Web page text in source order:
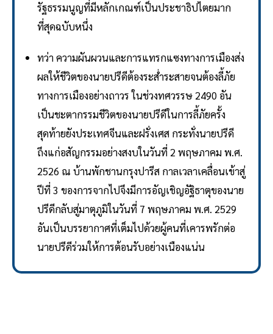
รัฐธรรมนูญที่มีหลักเกณฑ์เป็นประชาธิปไตยมาก
ที่สุดฉบับหนึ่ง
ทว่า ความผันผวนและการแทรกแซงทางการเมืองส่ง
ผลให้ชีวิตของนายปรีดีต้องระส่ำระสายจนต้องลี้ภัย
ทางการเมืองอย่างถาวร ในช่วงทศวรรษ 2490 อัน
เป็นชะตากรรมชีวิตของนายปรีดีในการลี้ภัยครั้ง
สุดท้ายยังประเทศจีนและฝรั่งเศส กระทั่งนายปรีดี
ถึงแก่อสัญกรรมอย่างสงบในวันที่ 2 พฤษภาคม พ.ศ.
2526 ณ บ้านพักชานกรุงปารีส กาลเวลาเคลื่อนเข้าสู่
ปีที่ 3 ของการจากไปจึงมีการอัญเชิญอัฐิธาตุของนาย
ปรีดีกลับสู่มาตุภูมิในวันที่ 7 พฤษภาคม พ.ศ. 2529
อันเป็นบรรยากาศที่เต็มไปด้วยผู้คนที่เคารพรักต่อ
นายปรีดีร่วมให้การต้อนรับอย่างเนืองแน่น